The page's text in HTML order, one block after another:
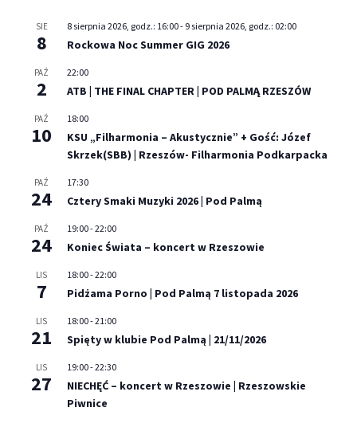
SIE
8
8 sierpnia 2026, godz.: 16:00- 9 sierpnia 2026, godz.: 02:00
Rockowa Noc Summer GIG 2026
PAŹ
2
22:00
ATB | THE FINAL CHAPTER | POD PALMĄ RZESZÓW
PAŹ
10
18:00
KSU „Filharmonia – Akustycznie” + Gość: Józef
Skrzek(SBB) | Rzeszów- Filharmonia Podkarpacka
PAŹ
24
17:30
Cztery Smaki Muzyki 2026 | Pod Palmą
PAŹ
24
19:00-22:00
Koniec Świata – koncert w Rzeszowie
LIS
7
18:00-22:00
Pidżama Porno | Pod Palmą 7 listopada 2026
LIS
21
18:00-21:00
Spięty w klubie Pod Palmą | 21/11/2026
LIS
27
19:00-22:30
NIECHĘĆ – koncert w Rzeszowie | Rzeszowskie
Piwnice